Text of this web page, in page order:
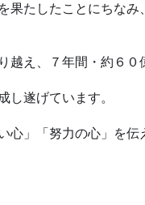
果たしたことにちなみ
越え、７年間・約６０
遂げています。
心」「努力の心」を伝